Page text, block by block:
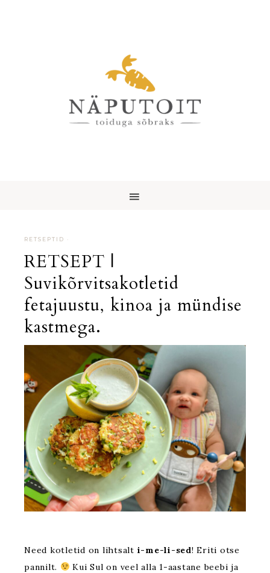
RETSEPTID ·
RETSEPT |
Suvikõrvitsakotletid
fetajuustu, kinoa ja mündise
kastmega.
Need kotletid on lihtsalt i-me-li-sed! Eriti otse
pannilt.
Kui Sul on veel alla 1-aastane beebi ja